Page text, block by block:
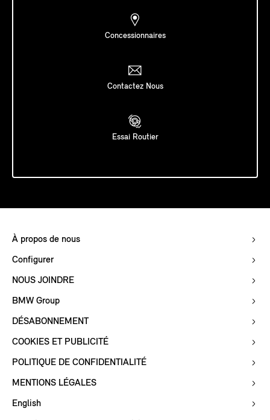
Concessionnaires
Contactez Nous
Essai Routier
À propos de nous
Configurer
NOUS JOINDRE
BMW Group
DÉSABONNEMENT
COOKIES ET PUBLICITÉ
POLITIQUE DE CONFIDENTIALITÉ
MENTIONS LÉGALES
English